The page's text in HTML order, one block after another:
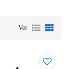
Ver